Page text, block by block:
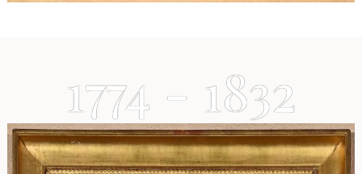
1774 - 1832